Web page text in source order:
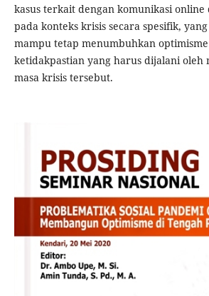
kasus terkait dengan komunikasi online
pada konteks krisis secara spesifik,
mampu tetap menumbuhkan
ketidakpastian yang harus dijalani oleh
masa krisis tersebut.